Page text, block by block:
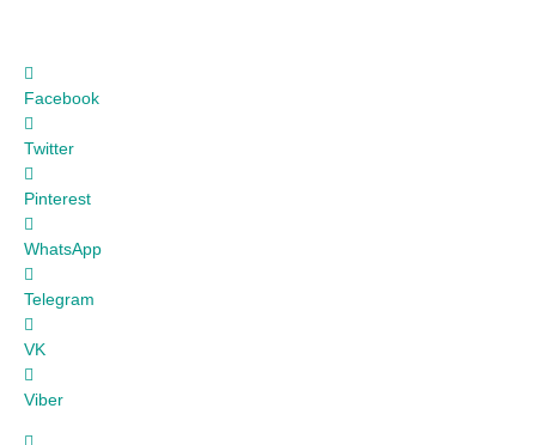
Facebook
Twitter
Pinterest
WhatsApp
Telegram
VK
Viber